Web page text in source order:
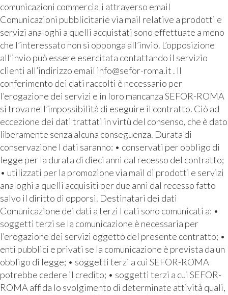
comunicazioni commerciali attraverso email
Comunicazioni pubblicitarie via mail relative a prodotti e
servizi analoghi a quelli acquistati sono effettuate a meno
che l’interessato non si opponga all’invio. L’opposizione
all’invio può essere esercitata contattando il servizio
clienti all’indirizzo email info@sefor-roma.it . Il
conferimento dei dati raccolti è necessario per
l’erogazione dei servizi e in loro mancanza SEFOR-ROMA
si trova nell’impossibilità di eseguire il contratto. Ciò ad
eccezione dei dati trattati in virtù del consenso, che è dato
liberamente senza alcuna conseguenza. Durata di
conservazione I dati saranno: • conservati per obbligo di
legge per la durata di dieci anni dal recesso del contratto;
• utilizzati per la promozione via mail di prodotti e servizi
analoghi a quelli acquisiti per due anni dal recesso fatto
salvo il diritto di opporsi. Destinatari dei dati
Comunicazione dei dati a terzi I dati sono comunicati a: •
soggetti terzi se la comunicazione è necessaria per
l’erogazione dei servizi oggetto del presente contratto; •
enti pubblici e privati se la comunicazione è prevista da un
obbligo di legge; • soggetti terzi a cui SEFOR-ROMA
potrebbe cedere il credito; • soggetti terzi a cui SEFOR-
ROMA affida lo svolgimento di determinate attività quali,